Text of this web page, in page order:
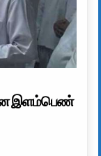
இளம்பெண்